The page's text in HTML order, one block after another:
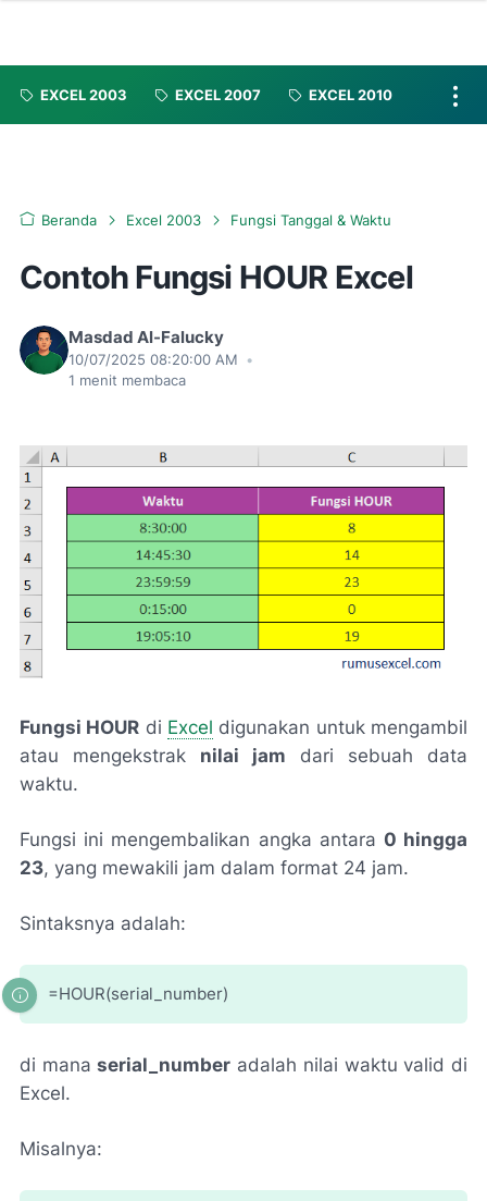
EXCEL 2003 EXCEL 2007 EXCEL 2010
Beranda Excel 2003 Fungsi Tanggal & Waktu
Contoh Fungsi HOUR Excel
Masdad Al-Falucky
10/07/2025 08:20:00 AM
•
1 menit membaca
Fungsi HOUR di Excel digunakan untuk mengambil
atau mengekstrak nilai jam dari sebuah data
waktu.
Fungsi ini mengembalikan angka antara 0 hingga
23, yang mewakili jam dalam format 24 jam.
Sintaksnya adalah:
=HOUR(serial_number)
di manaserial_number adalah nilai waktu valid di
Excel.
Misalnya: